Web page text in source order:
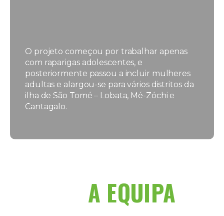
O projeto começou por trabalhar apenas
com raparigas adolescentes, e
posteriormente passou a incluir mulheres
adultas e alargou-se para vários distritos da
ilha de São Tomé – Lobata, Mé-Zóchi e
Cantagalo.
A EQUIPA